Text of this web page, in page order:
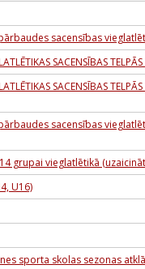
sacensības
SACENSĪBAS
SACENSĪBAS
sacensības
grupai vieglatlētikā
U16)
sporta skolas sezonas